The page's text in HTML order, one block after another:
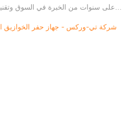
بحث علمي قوية. وتتيح خبراتنا